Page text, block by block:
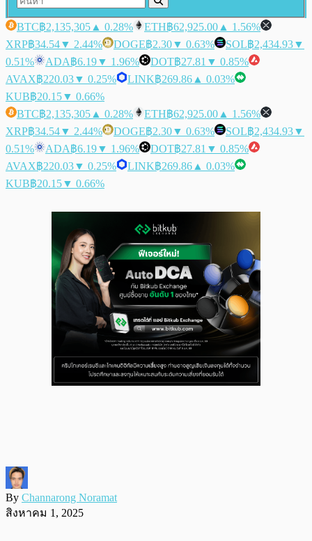
BTC฿2,135,305 ▲ 0.28% ETH฿62,925.00 ▲ 1.56%
XRP฿34.54▼ 2.44% DOGE฿2.30▼ 0.63% SOL฿2,434.93▼
0.51%
ADA฿6.19▼ 1.96% DOT฿27.81 ▼ 0.85%
AVAX฿220.03▼ 0.25% LINK฿269.86 ▲ 0.03%
KUB฿20.15▼ 0.66%
BTC฿2,135,305 ▲ 0.28% ETH฿62,925.00 ▲ 1.56%
XRP฿34.54▼ 2.44% DOGE฿2.30▼ 0.63% SOL฿2,434.93▼
0.51%
ADA฿6.19▼ 1.96% DOT฿27.81 ▼ 0.85%
AVAX฿220.03▼ 0.25% LINK฿269.86 ▲ 0.03%
KUB฿20.15▼ 0.66%
By Channarong Noramat
สิงหาคม 1, 2025